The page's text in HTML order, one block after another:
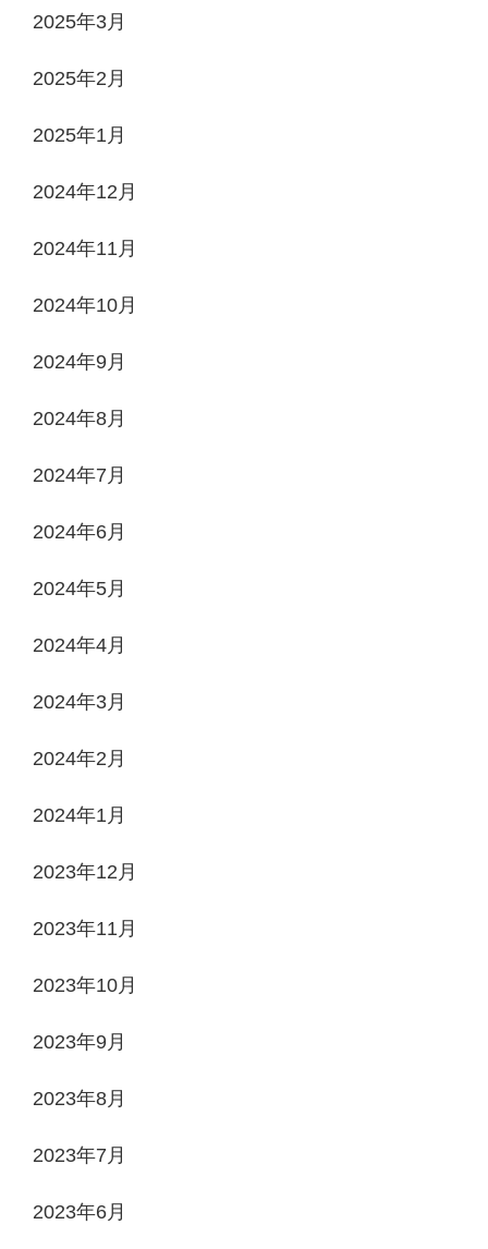
2025年3月
2025年2月
2025年1月
2024年12月
2024年11月
2024年10月
2024年9月
2024年8月
2024年7月
2024年6月
2024年5月
2024年4月
2024年3月
2024年2月
2024年1月
2023年12月
2023年11月
2023年10月
2023年9月
2023年8月
2023年7月
2023年6月